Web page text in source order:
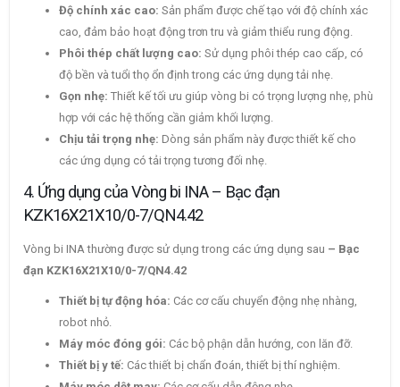
Độ chính xác cao: Sản phẩm được chế tạo với độ chính xác
cao, đảm bảo hoạt động trơn tru và giảm thiểu rung động.
Phôi thép chất lượng cao: Sử dụng phôi thép cao cấp, có
độ bền và tuổi thọ ổn định trong các ứng dụng tải nhẹ.
Gọn nhẹ: Thiết kế tối ưu giúp vòng bi có trọng lượng nhẹ, phù
hợp với các hệ thống cần giảm khối lượng.
Chịu tải trọng nhẹ: Dòng sản phẩm này được thiết kế cho
các ứng dụng có tải trọng tương đối nhẹ.
4. Ứng dụng của Vòng bi INA – Bạc đạn
KZK16X21X10/0-7/QN4.42
Vòng bi INA thường được sử dụng trong các ứng dụng sau – Bạc
đạn KZK16X21X10/0-7/QN4.42
Thiết bị tự động hóa: Các cơ cấu chuyển động nhẹ nhàng,
robot nhỏ.
Máy móc đóng gói: Các bộ phận dẫn hướng, con lăn đỡ.
Thiết bị y tế: Các thiết bị chẩn đoán, thiết bị thí nghiệm.